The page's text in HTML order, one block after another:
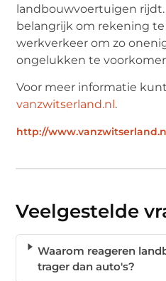
landbouwvoertuigen rijdt.
belangrijk om rekening
werkverkeer om zo
ongelukken te
Voor meer informatie
vanzwitserland.nl .
http://
Veelgestelde
Waarom reageren
trager dan auto's?